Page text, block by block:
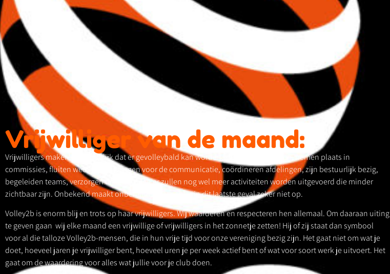
Vrijwilliger van de maand:
Vrijwilligers maken het mogelijk dat er gevolleybald kan worden, zij geven trainingen, nemen plaats in
commissies, fluiten wedstrijden, zorgen voor de communicatie, coördineren afdelingen, zijn bestuurlijk bezig,
begeleiden teams, verzorgen de tenues, en er zullen nog wel meer activiteiten worden uitgevoerd die minder
zichtbaar zijn. Onbekend maakt onbemind, gaat echter in dit laatste geval zeker niet op.
Volley2b is enorm blij en trots op haar vrijwilligers. Wij waarderen en respecteren hen allemaal. Om daaraan uiting
te geven gaan wij elke maand een vrijwillige of vrijwilligers in het zonnetje zetten! Hij of zij staat dan symbool
voor al die talloze Volley2b-mensen, die in hun vrije tijd voor onze vereniging bezig zijn. Het gaat niet om wat je
doet, hoeveel jaren je vrijwilliger bent, hoeveel uren je per week actief bent of wat voor soort werk je uitvoert. Het
gaat om de waardering voor alles wat jullie voor je club doen.